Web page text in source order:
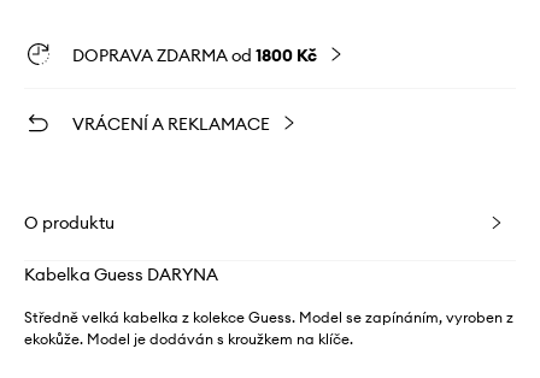
DOPRAVA ZDARMA od 1800 Kč
VRÁCENÍ A REKLAMACE
O produktu
Kabelka Guess DARYNA
Středně velká kabelka z kolekce Guess. Model se zapínáním, vyroben z
ekokůže. Model je dodáván s kroužkem na klíče.